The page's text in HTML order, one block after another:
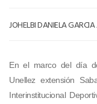
JOHELBI DANIELA
En el marco del día
Unellez extensión
Interinstitucional